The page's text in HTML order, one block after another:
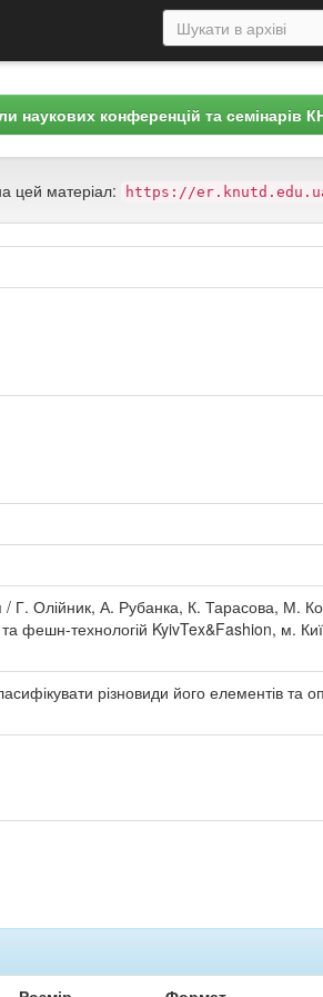
наукових конференцій та семінарів
цей матеріал: https://
Г. Олійник, А. Рубанка, К. Тарасова, М.
та фешн-технологій KyivTex&Fashion, м.
різновиди його елементів та